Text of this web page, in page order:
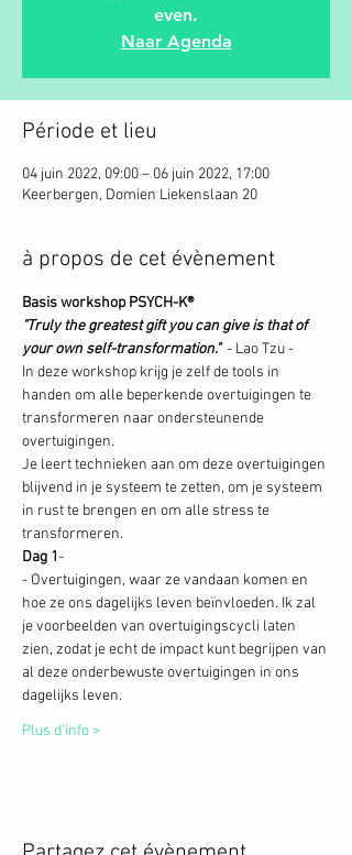
even.
Naar Agenda
Période et lieu
04 juin 2022, 09:00 – 06 juin 2022, 17:00
Keerbergen, Domien Liekenslaan 20
à propos de cet évènement
Basis workshop PSYCH-K®
"Truly the greatest gift you can give is that of
your own self-transformation." - Lao Tzu -
In deze workshop krijg je zelf de tools in
handen om alle beperkende overtuigingen te
transformeren naar ondersteunende
overtuigingen.
Je leert technieken aan om deze overtuigingen
blijvend in je systeem te zetten, om je systeem
in rust te brengen en om alle stress te
transformeren.
Dag 1-
- Overtuigingen, waar ze vandaan komen en
hoe ze ons dagelijks leven beïnvloeden. Ik zal
je voorbeelden van overtuigingscycli laten
zien, zodat je echt de impact kunt begrijpen van
al deze onderbewuste overtuigingen in ons
dagelijks leven.
Plus d'info >